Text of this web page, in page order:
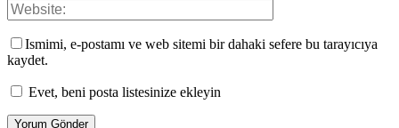
Ismimi, e-postamı ve web sitemi bir dahaki sefere bu tarayıcıya
kaydet.
Evet, beni posta listesinize ekleyin